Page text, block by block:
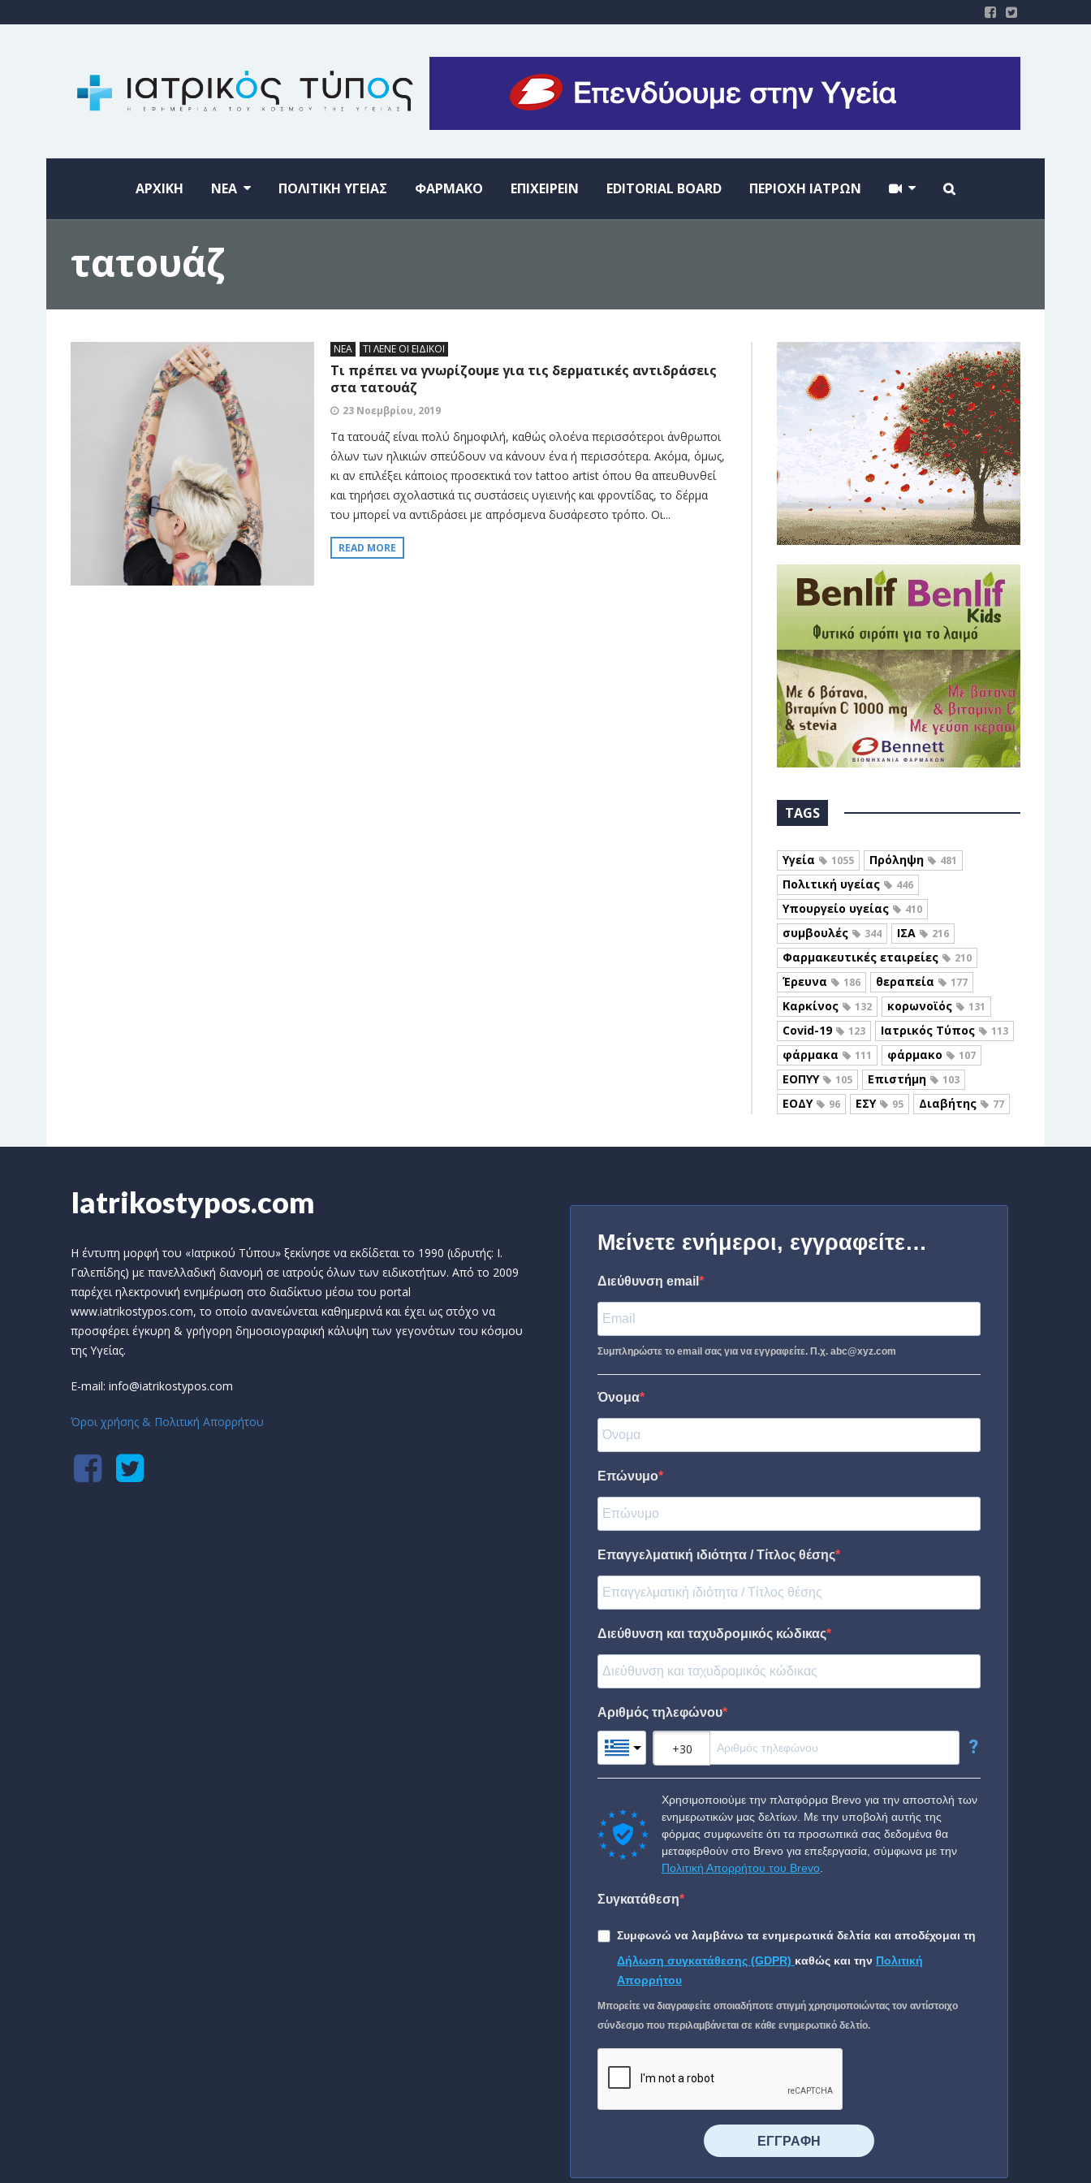
ΑΡΧΙΚΗ ΝΕΑ ΠΟΛΙΤΙΚΗ ΥΓΕΙΑΣ ΦΑΡΜΑΚΟ ΕΠΙΧΕΙΡΕΙΝ EDITORIAL BOARD ΠΕΡΙΟΧΗ ΙΑΤΡΩΝ
τατουάζ
ΝΕΑ ΤΙ ΛΕΝΕ ΟΙ ΕΙΔΙΚΟΙ
Τι πρέπει να γνωρίζουμε για τις δερματικές αντιδράσεις
στα τατουάζ
23 Νοεμβρίου, 2019
Τα τατουάζ είναι πολύ δημοφιλή, καθώς ολοένα περισσότεροι άνθρωποι
όλων των ηλικιών σπεύδουν να κάνουν ένα ή περισσότερα. Ακόμα, όμως,
κι αν επιλέξει κάποιος προσεκτικά τον tattoo artist όπου θα απευθυνθεί
και τηρήσει σχολαστικά τις συστάσεις υγιεινής και φροντίδας, το δέρμα
του μπορεί να αντιδράσει με απρόσμενα δυσάρεστο τρόπο. Οι...
READ MORE
TAGS
Υγεία 1055 Πρόληψη 481
Πολιτική υγείας 446
Υπουργείο υγείας 410
συμβουλές 344 ΙΣΑ 216
Φαρμακευτικές εταιρείες 210
Έρευνα 186 θεραπεία 177
Καρκίνος 132 κορωνοϊός 131
Covid-19 123 Ιατρικός Τύπος 113
φάρμακα 111 φάρμακο 107
ΕΟΠΥΥ 105 Επιστήμη 103
ΕΟΔΥ 96 ΕΣΥ 95 Διαβήτης 77
Iatrikostypos.com
Η έντυπη μορφή του «Ιατρικού Τύπου» ξεκίνησε να εκδίδεται το 1990 (ιδρυτής: Ι.
Γαλεπίδης) με πανελλαδική διανομή σε ιατρούς όλων των ειδικοτήτων. Από το 2009
παρέχει ηλεκτρονική ενημέρωση στο διαδίκτυο μέσω του portal
www.iatrikostypos.com, το οποίο ανανεώνεται καθημερινά και έχει ως στόχο να
προσφέρει έγκυρη & γρήγορη δημοσιογραφική κάλυψη των γεγονότων του κόσμου
της Υγείας.
E-mail: info@iatrikostypos.com
Όροι χρήσης & Πολιτική Απορρήτου
Μείνετε ενήμεροι, εγγραφείτε…
Διεύθυνση email
Συμπληρώστε το email σας για να εγγραφείτε. Π.χ. abc@xyz.com
Όνομα
Επώνυμο
Επαγγελματική ιδιότητα / Τίτλος θέσης
Διεύθυνση και ταχυδρομικός κώδικας
Αριθμός τηλεφώνου
?
Χρησιμοποιούμε την πλατφόρμα Brevo για την αποστολή των
ενημερωτικών μας δελτίων. Με την υποβολή αυτής της
φόρμας συμφωνείτε ότι τα προσωπικά σας δεδομένα θα
μεταφερθούν στο Brevo για επεξεργασία, σύμφωνα με την
Πολιτική Απορρήτου του Brevo
Συγκατάθεση
Συμφωνώ να λαμβάνω τα ενημερωτικά δελτία και αποδέχομαι τη
Δήλωση συγκατάθεσης (GDPR) καθώς και την Πολιτική
Απορρήτου
Μπορείτε να διαγραφείτε οποιαδήποτε στιγμή χρησιμοποιώντας τον αντίστοιχο
σύνδεσμο που περιλαμβάνεται σε κάθε ενημερωτικό δελτίο.
⠀⠀⠀⠀ΕΓΓΡΑΦΗ⠀⠀⠀⠀